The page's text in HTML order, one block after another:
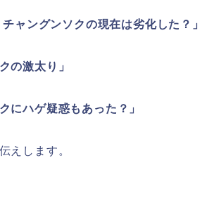
チャングンソクの現在は劣化した？」
の激太り」
にハゲ疑惑もあった？」
えします。